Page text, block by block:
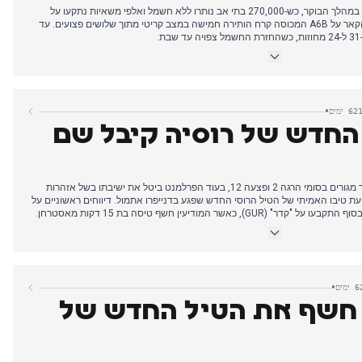
סערת קאטנו שיתקה את צפון צרפת במהלך הבוקר, כש-270,000 בתי אב נותרו ללא חשמל ואלפי משאיות נתקעו על
כביש A36. תאונת אוטובוס בלהבלהקאר על A6B המכוסה קרח הותירה חמישה במצב קריטי מתוך שלושים פצועים. עד
נגד נתניהו ומנהיגי חמאס יצרו דחייה ישראלית מאוחדת, כשביידן מכנה אותם
אורצ'ניק מעל אוקראינה, והכריז על תוכניות לייצור סדרתי. נאט"ו כינס פגישת
הערב עבר לניצחון נבחרת הרוגבי על ארגנטינה, המשלים סיבוב סתיו ללא
•
החדש של רוסיה קיבל שם
התקפת כטב"מ רוסית בבוקר על אזור מגורים בסומי הרגה 2 ופצעה 12, בעוד הפרלמנט ביטל את ישיבתו בשל אזהרות
טיבו האמיתי של הטיל הרוסי החדש שפגע בדנייפרו אתמול. דיווחים ראשוניים על
בטיל בין-יבשתי, בעוד אוקראינה החלה בדיונים עם ארה"ב על רכישת יכולות
של חמישה שבויי מלחמה אוקראינים ליד וולדר, והתחייבות שבדית למימון ייצור נשק
על נוכחות חיילים צפון קוריאנים ליד חרקוב.
•
חשף את הטיל החדש של